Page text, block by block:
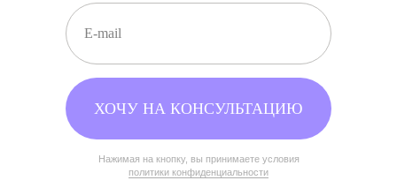
ХОЧУ НА КОНСУЛЬТАЦИЮ
Нажимая на кнопку, вы принимаете условия
политики конфиденциальности